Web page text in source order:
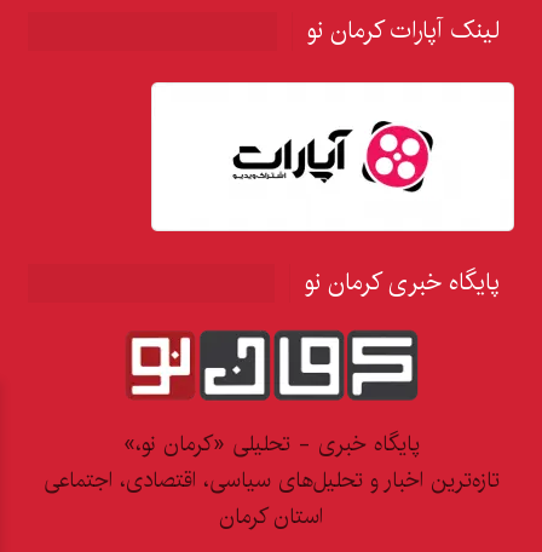
لینک آپارات کرمان نو
پایگاه خبری کرمان نو
پایگاه خبری - تحلیلی «کرمان نو،»
تازه‌ترین اخبار و تحلیل‌های سیاسی، اقتصادی، اجتماعی
استان کرمان